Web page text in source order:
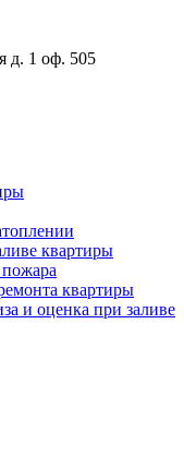
д. 1 оф. 505
квартиры
квартиры
и оценка при заливе